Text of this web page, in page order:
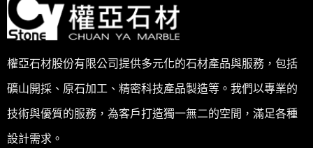
裝潢檯面
權亞石材股份有限公司提供多元化的石材產品與服務，包括
礦山開採、原石加工、精密科技產品製造等。我們以專業的
技術與優質的服務，為客戶打造獨一無二的空間，滿足各種
設計需求。